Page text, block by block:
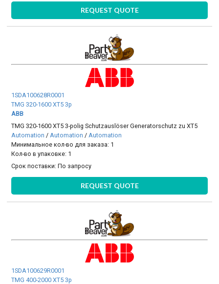
REQUEST QUOTE
1SDA100628R0001
TMG 320-1600 XT5 3p
ABB
TMG 320-1600 XT5 3-polig Schutzauslöser Generatorschutz zu XT5
Automation / Automation / Automation
Минимальное кол-во для заказа: 1
Кол-во в упаковке: 1
Срок поставки:По запросу
REQUEST QUOTE
1SDA100629R0001
TMG 400-2000 XT5 3p